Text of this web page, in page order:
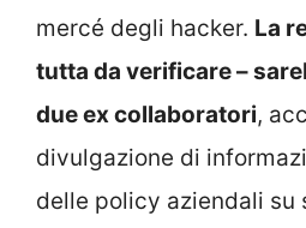
mercé degli hacker. La
tutta da verificare –
due ex collaboratori,
divulgazione di
delle policy aziendali su